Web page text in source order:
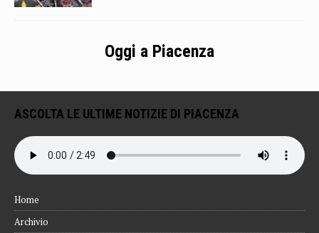
Oggi a Piacenza
ASCOLTA LE ULTIME NOTIZIE DI PIACENZA
Home
Archivio